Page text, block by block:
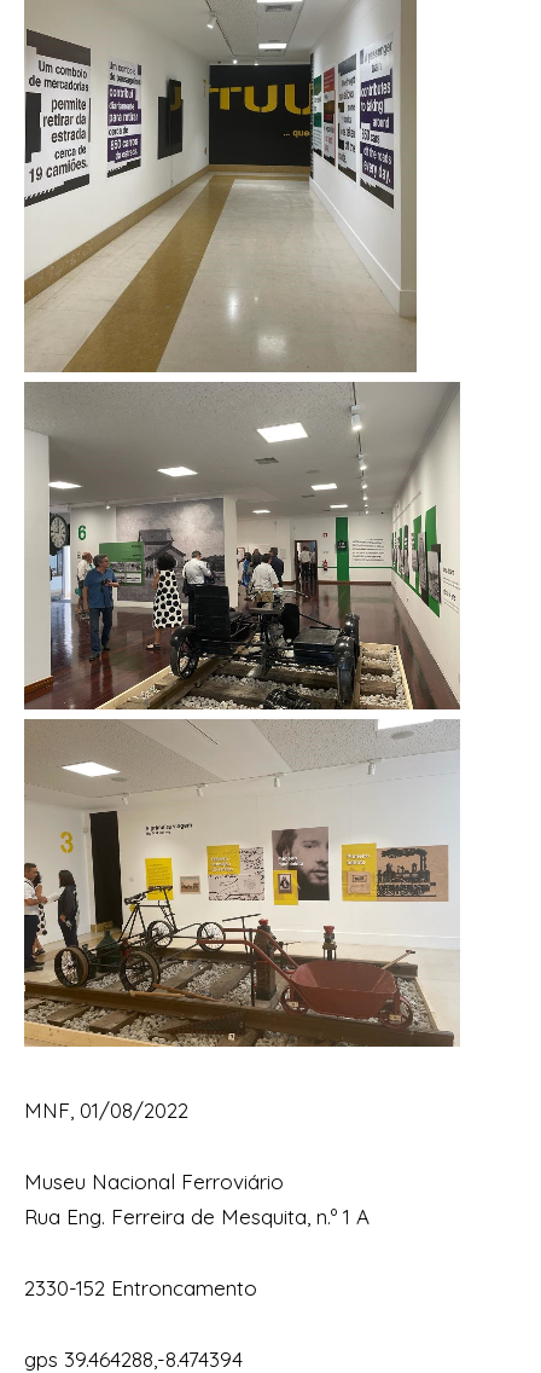
MNF, 01/08/2022
Museu Nacional Ferroviário
Rua Eng. Ferreira de Mesquita, n.º 1 A
2330-152 Entroncamento
gps 39.464288,-8.474394